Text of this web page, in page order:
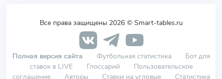
Все права защищены 2026 © Smart-tables.ru
Полная версия сайта Футбольная статистика
Бот для
ставок в LIVE
Глоссарий
Пользовательское
соглашение
Авторы Ставки на угловые
Статистика